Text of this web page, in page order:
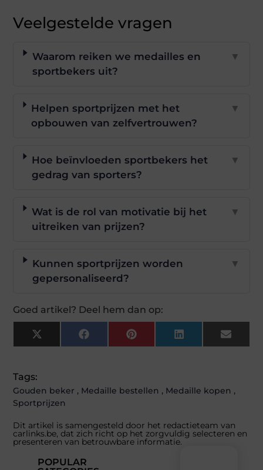
Veelgestelde vragen
Waarom reiken we medailles en
sportbekers uit?
▼
Helpen sportprijzen met het
opbouwen van zelfvertrouwen?
▼
Hoe beïnvloeden sportbekers het
gedrag van sporters?
▼
Wat is de rol van motivatie bij het
uitreiken van prijzen?
▼
Kunnen sportprijzen worden
gepersonaliseerd?
▼
Goed artikel? Deel hem dan op:
X
(Twitter)
FacebookPinterestLinkedInEmail
Tags:
Gouden beker , Medaille bestellen , Medaille kopen ,
Sportprijzen
Dit artikel is samengesteld door het redactieteam van
carlinks.be, dat zich richt op het zorgvuldig selecteren en
presenteren van betrouwbare informatie.
POPULAR